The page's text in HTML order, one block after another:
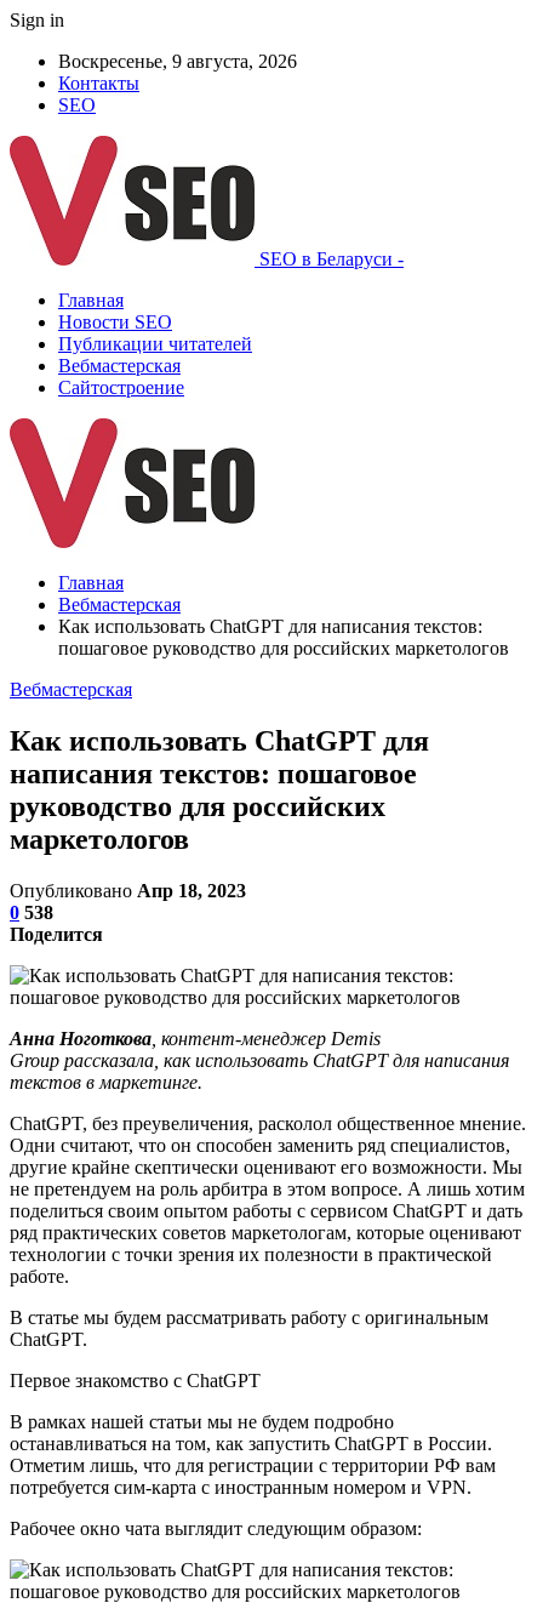
Sign in
Воскресенье, 9 августа, 2026
Контакты
SEO
SEO в Беларуси -
Главная
Новости SEO
Публикации читателей
Вебмастерская
Сайтостроение
Главная
Вебмастерская
Как использовать ChatGPT для написания текстов:
пошаговое руководство для российских маркетологов
Вебмастерская
Как использовать ChatGPT для
написания текстов: пошаговое
руководство для российских
маркетологов
Опубликовано Апр 18, 2023
0 538
Поделится
Анна Ноготкова , контент-менеджер Demis
Group рассказала, как использовать ChatGPT для написания
текстов в маркетинге.
ChatGPT, без преувеличения, расколол общественное мнение.
Одни считают, что он способен заменить ряд специалистов,
другие крайне скептически оценивают его возможности. Мы
не претендуем на роль арбитра в этом вопросе. А лишь хотим
поделиться своим опытом работы с сервисом ChatGPT и дать
ряд практических советов маркетологам, которые оценивают
технологии с точки зрения их полезности в практической
работе.
В статье мы будем рассматривать работу с оригинальным
ChatGPT.
Первое знакомство с ChatGPT
В рамках нашей статьи мы не будем подробно
останавливаться на том, как запустить ChatGPT в России.
Отметим лишь, что для регистрации с территории РФ вам
потребуется сим-карта с иностранным номером и VPN.
Рабочее окно чата выглядит следующим образом: